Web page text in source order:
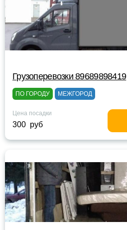
Грузоперевозки 89689898419
ПО ГОРОДУ МЕЖГОРОД
Цена посадки
300 руб